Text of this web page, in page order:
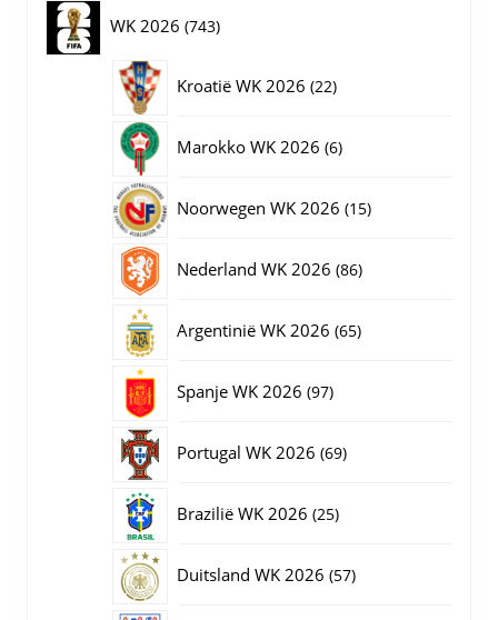
WK 2026 743743
Kroatië WK 2026 2222
Marokko WK 2026 66
Noorwegen WK 2026 1515
Nederland WK 2026 8686
Argentinië WK 2026 6565
Spanje WK 2026 9797
Portugal WK 2026 6969
Brazilië WK 2026 2525
Duitsland WK 2026 5757